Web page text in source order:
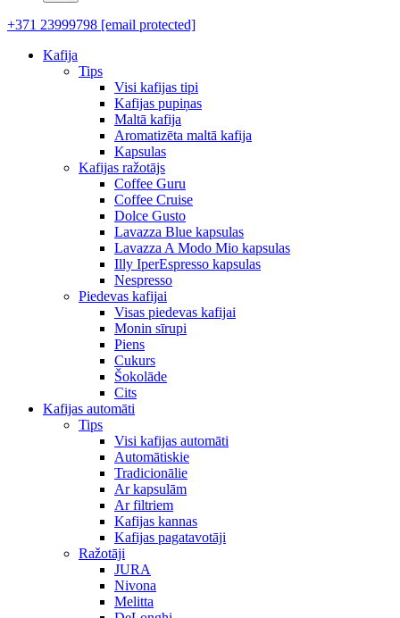
+371 23999798 [email protected]
Kafija
Tips
Visi kafijas tipi
Kafijas pupiņas
Maltā kafija
Aromatizēta maltā kafija
Kapsulas
Kafijas ražotājs
Coffee Guru
Coffee Cruise
Dolce Gusto
Lavazza Blue kapsulas
Lavazza A Modo Mio kapsulas
Illy IperEspresso kapsulas
Nespresso
Piedevas kafijai
Visas piedevas kafijai
Monin sīrupi
Piens
Cukurs
Šokolāde
Cits
Kafijas automāti
Tips
Visi kafijas automāti
Automātiskie
Tradicionālie
Ar kapsulām
Ar filtriem
Kafijas kannas
Kafijas pagatavotāji
Ražotāji
JURA
Nivona
Melitta